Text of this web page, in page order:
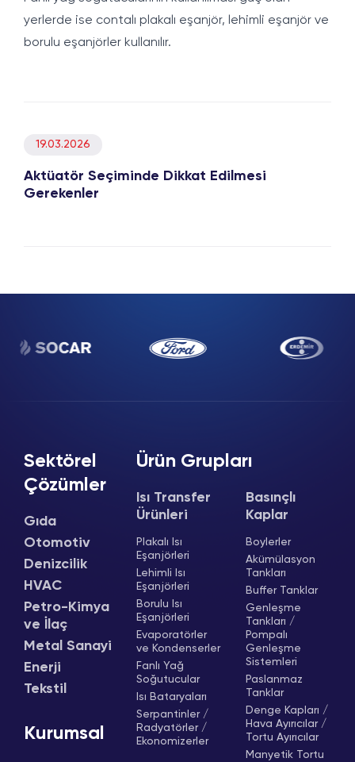
yerlerde ise contalı plakalı eşanjör, lehimli eşanjör ve
borulu eşanjörler kullanılır.
19.03.2026
Aktüatör Seçiminde Dikkat Edilmesi
Gerekenler
Sektörel
Çözümler
Gıda
Otomotiv
Denizcilik
HVAC
Petro-Kimya
ve İlaç
Metal Sanayi
Enerji
Tekstil
Kurumsal
Ürün Grupları
Isı Transfer
Ürünleri
Plakalı Isı
Eşanjörleri
Lehimli Isı
Eşanjörleri
Borulu Isı
Eşanjörleri
Evaporatörler
ve Kondenserler
Fanlı Yağ
Soğutucular
Isı Bataryaları
Serpantinler /
Radyatörler /
Ekonomizerler
Basınçlı
Kaplar
Boylerler
Akümülasyon
Tankları
Buffer Tanklar
Genleşme
Tankları /
Pompalı
Genleşme
Sistemleri
Paslanmaz
Tanklar
Denge Kapları /
Hava Ayırıcılar /
Tortu Ayırıcılar
Manyetik Tortu